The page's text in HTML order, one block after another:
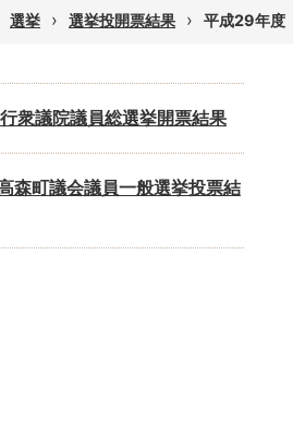
選挙 › 選挙投開票結果 › 平成29年度
衆議院議員総選挙開票結果
森町議会議員一般選挙投票結